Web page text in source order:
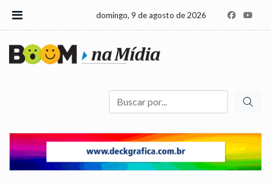
domingo, 9 de agosto de 2026
Buscar